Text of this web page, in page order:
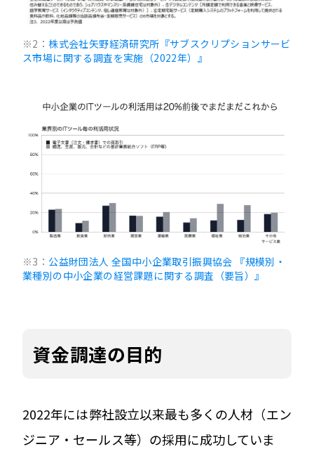
※2：株式会社矢野経済研究所『サブスクリプションサービ
ス市場に関する調査を実施（2022年）』
※3： 公益財団法人 全国中小企業取引振興協会 『規模別・
業種別の中小企業の経営課題に関する調査（要旨）』
資金調達の目的
2022年には弊社設立以来最も多くの人材（エン
ジニア・セールス等）の採用に成功していま